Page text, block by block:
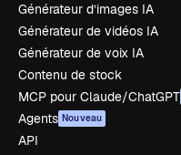
Générateur d’images IA
Générateur de vidéos IA
Générateur de voix IA
Contenu de stock
MCP pour Claude/ChatGPT
Agents Nouveau
API